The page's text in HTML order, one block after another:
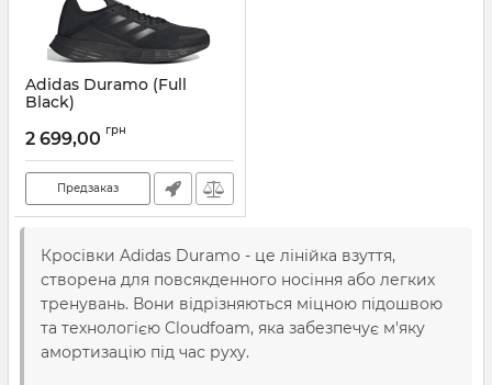
Adidas Duramo (Full
Black)
2 699,00 грн
Предзаказ
Кросівки Adidas Duramo - це лінійка взуття,
створена для повсякденного носіння або легких
тренувань. Вони відрізняються міцною підошвою
та технологією Cloudfoam, яка забезпечує м'яку
амортизацію під час руху.